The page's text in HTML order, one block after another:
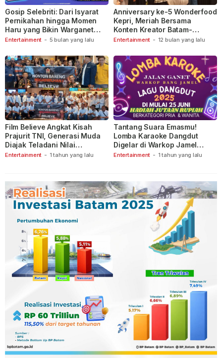
Entertainment - 5 bulan yang lalu
Gosip Selebriti: Dari Isyarat
Pernikahan hingga Momen
Haru yang Bikin Warganet
Berspekulasi
Entertainment - 12 bulan yang lalu
Anniversary ke-5 Wonderfood
Kepri, Meriah Bersama
Konten Kreator Batam-
Tanjungpinang
Entertainment - 1 tahun yang lalu
Film Believe Angkat Kisah
Prajurit TNI, Generasi Muda
Diajak Teladani Nilai
Keberanian
Entertainment - 1 tahun yang lalu
Tantang Suara Emasmu!
Lomba Karaoke Dangdut
Digelar di Warkop Jamel
Ganet